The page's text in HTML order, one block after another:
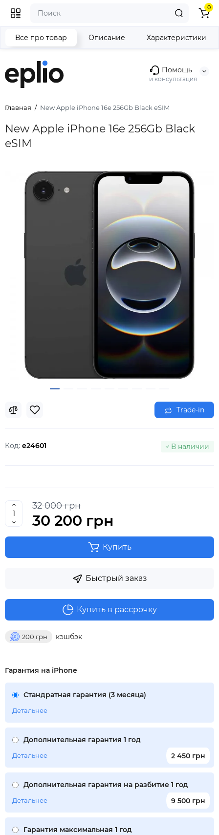
Помощь
и консультация
0
Главная New Apple iPhone 16e 256Gb Black eSIM
New Apple iPhone 16e 256Gb Black
eSIM
Все про товар Описание Характеристики
Trade-in
Код: e24601 В наличии
32 000 грн
30 200 грн
Купить
Быстрый заказ
200 грн кэшбэк
Купить в рассрочку
Гарантия на iPhone
Стандратная гарантия (3 месяца)
Детальнее
Дополнительная гарантия 1 год
2 450 грн
Детальнее
Дополнительная гарантия на разбитие 1 год
9 500 грн
Детальнее
Гарантия максимальная 1 год